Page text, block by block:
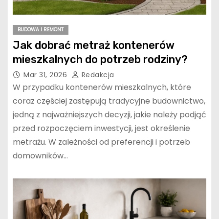
Designerskie reflektorki
Nowodvorski – kreatywny
Odkryj wyjątkową ofertę
sklepu z pneumatyką
przemysłową
Martechpneumatyka.pl
Gospodarka komunalna –
czym jest?
Czy schody modułowe to
dobry wybór dla domu?
BUDOWA I REMONT
Jak dobrać metraż kontenerów
mieszkalnych do potrzeb rodziny?
Mar 31, 2026 Redakcja
W przypadku kontenerów mieszkalnych, które
coraz częściej zastępują tradycyjne budownictwo,
jedną z najważniejszych decyzji, jakie należy podjąć
przed rozpoczęciem inwestycji, jest określenie
metrażu. W zależności od preferencji i potrzeb
domowników…